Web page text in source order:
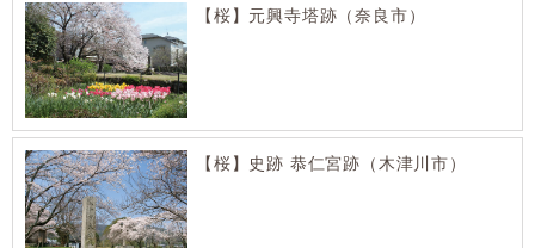
【桜】元興寺塔跡（奈良市）
【桜】史跡 恭仁宮跡（木津川市）